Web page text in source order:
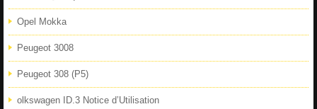
Opel Mokka
Peugeot 3008
Peugeot 308 (P5)
olkswagen ID.3 Notice d’Utilisation